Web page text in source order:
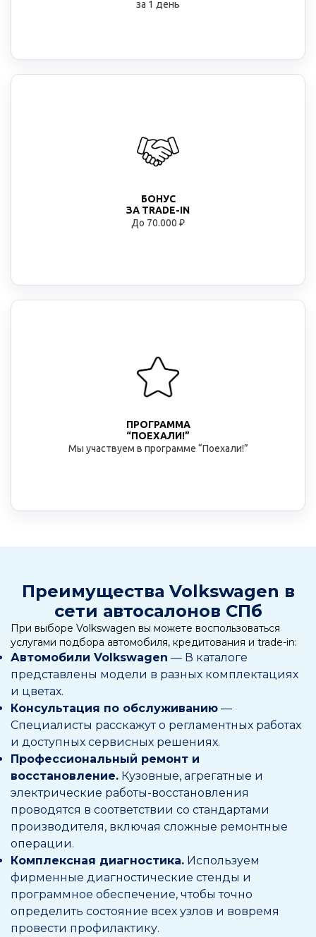
за 1 день
БОНУС
ЗА TRADE-IN
До 70.000 ₽
ПРОГРАММА
“ПОЕХАЛИ!”
Мы участвуем в программе “Поехали!”
Преимущества Volkswagen в
сети автосалонов СПб
При выборе Volkswagen вы можете воспользоваться
услугами подбора автомобиля, кредитования и trade-in:
Автомобили Volkswagen — В каталоге
представлены модели в разных комплектациях
и цветах.
Консультация по обслуживанию —
Специалисты расскажут о регламентных работах
и доступных сервисных решениях.
Профессиональный ремонт и
восстановление. Кузовные, агрегатные и
электрические работы-восстановления
проводятся в соответствии со стандартами
производителя, включая сложные ремонтные
операции.
Комплексная диагностика. Используем
фирменные диагностические стенды и
программное обеспечение, чтобы точно
определить состояние всех узлов и вовремя
провести профилактику.